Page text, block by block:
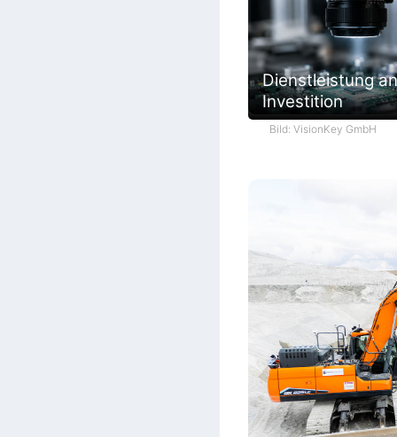
Dienstleistung
Investition
Bild: VisionKey GmbH